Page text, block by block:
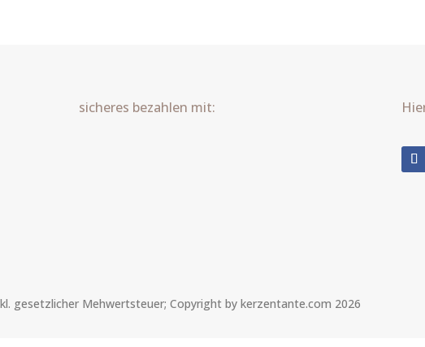
sicheres bezahlen mit:
gesetzlicher Mehwertsteuer; Copyright by kerzentante.com 2026